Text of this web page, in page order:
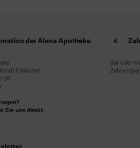
der Alexa Apotheke
Fleischer
20
Sie uns direkt.
Bar oder